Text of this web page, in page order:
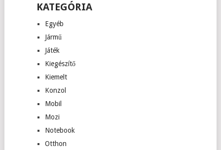
KATEGÓRIA
Egyéb
Jármű
Játék
Kiegészítő
Kiemelt
Konzol
Mobil
Mozi
Notebook
Otthon